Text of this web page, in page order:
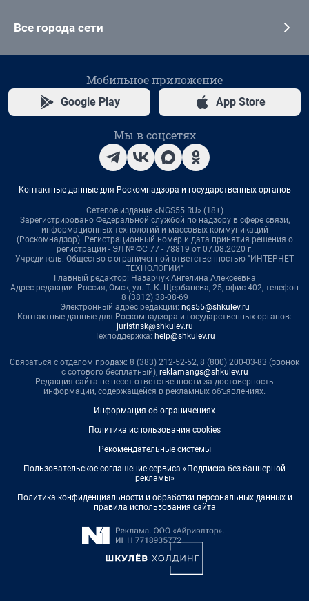
Все города сети
Мобильное приложение
Google Play App Store
Мы в соцсетях
Контактные данные для Роскомнадзора и государственных органов
Сетевое издание «NGS55.RU» (18+)
Зарегистрировано Федеральной службой по надзору в сфере связи,
информационных технологий и массовых коммуникаций
(Роскомнадзор). Регистрационный номер и дата принятия решения о
регистрации - ЭЛ № ФС 77 - 78819 от 07.08.2020 г.
Учредитель: Общество с ограниченной ответственностью "ИНТЕРНЕТ
ТЕХНОЛОГИИ"
Главный редактор: Назарчук Ангелина Алексеевна
Адрес редакции: Россия, Омск, ул. Т. К. Щербанева, 25, офис 402, телефон
8 (3812) 38-08-69
Электронный адрес редакции: ngs55@shkulev.ru
Контактные данные для Роскомнадзора и государственных органов:
juristnsk@shkulev.ru
Техподдержка: help@shkulev.ru
Связаться с отделом продаж: 8 (383) 212-52-52, 8 (800) 200-03-83 (звонок
с сотового бесплатный), reklamangs@shkulev.ru
Редакция сайта не несет ответственности за достоверность
информации, содержащейся в рекламных объявлениях.
Информация об ограничениях
Политика использования cookies
Рекомендательные системы
Пользовательское соглашение сервиса «Подписка без баннерной
рекламы»
Политика конфиденциальности и обработки персональных данных и
правила использования сайта